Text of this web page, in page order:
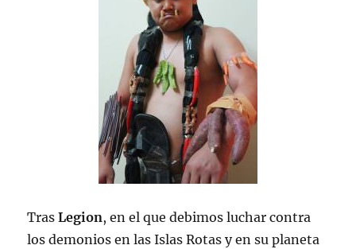
TrasLegion, en el que debimos luchar contra
los demonios en las Islas Rotas y en su planeta